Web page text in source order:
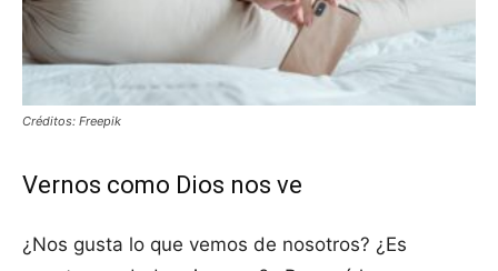
Créditos: Freepik
Vernos como Dios nos ve
¿Nos gusta lo que vemos de nosotros? ¿Es